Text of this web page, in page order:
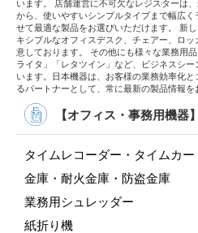
います。 店舗運営に不可欠なレジスターは
から、使いやすいシンプルタイプまで幅広
せて最適な製品をお選びいただけます。 新
キシブルなオフィスデスク、チェアー、ロ
意しております。 その他にも様々な業務用
ライタ」「レタツイン」など、ビジネスシ
います。日本機器は、お客様の業務効率化
るパートナーとして、常に最新の製品情報を
【オフィス・事務用機器】
タイムレコーダー・タイムカー
金庫・耐火金庫・防盗金庫
業務用シュレッダー
紙折り機